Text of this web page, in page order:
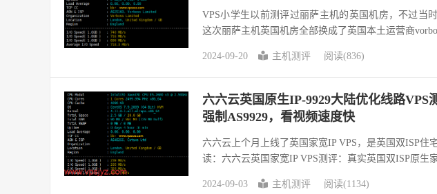
VPS小学生以前测评过丽萨主机的英国机房，不过当
这次丽萨主机英国机房全部换成了英国本土运营商
2024-09-20 主机测评 阅读(836)
六六云英国原生IP-9929大陆优化线路VPS
强制AS9929，看视频速度快
六六云上个月上线了英国家宽IP VPS，是英国双ISP住
读：六六云英国家宽IP VPS测评：真实英国双ISP原生
2024-09-03 主机测评 阅读(1134)